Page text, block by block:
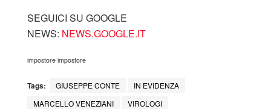
SEGUICI SU GOOGLE
NEWS: NEWS.GOOGLE.IT
impostore impostore
Tags: GIUSEPPE CONTE
IN EVIDENZA
MARCELLO VENEZIANI
VIROLOGI